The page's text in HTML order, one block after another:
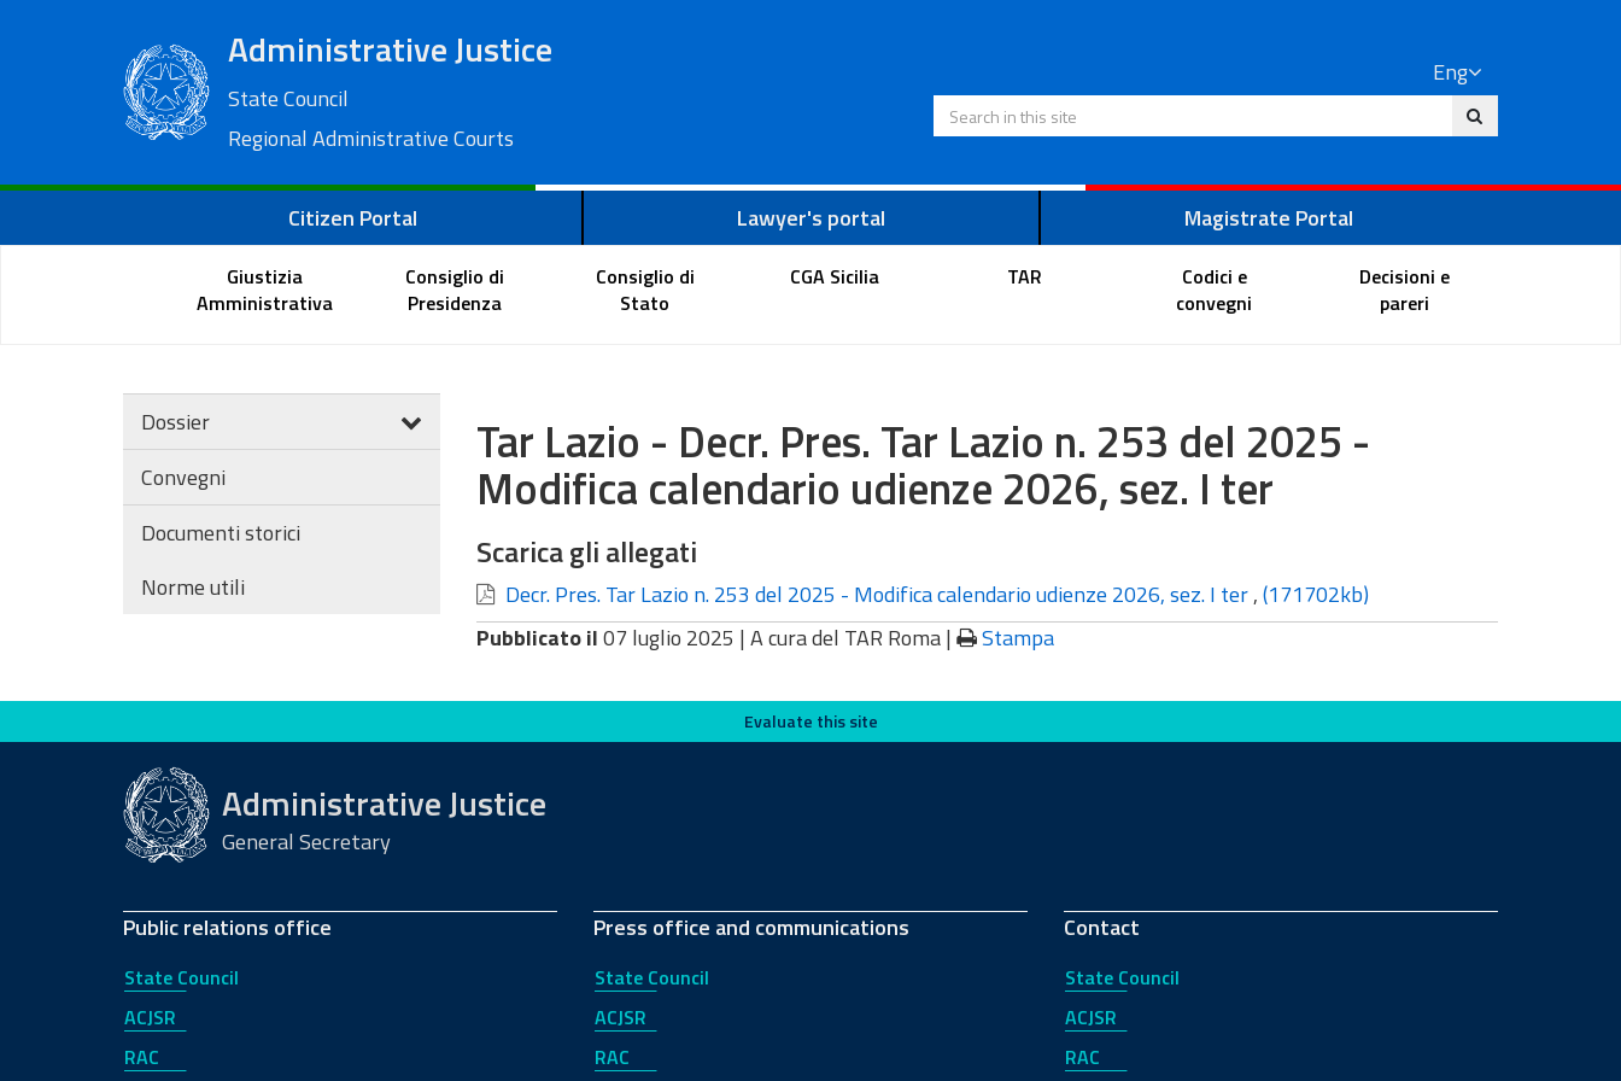
Administrative Justice
State Council
Regional Administrative Courts
Eng
Search in this site
Citizen Portal Lawyer's portal Magistrate Portal
Giustizia
Amministrativa
Consiglio di
Presidenza
Consiglio di
Stato
CGA Sicilia TAR
Codici e
convegni
Decisioni e
pareri
Dossier
Convegni
Documenti storici
Norme utili
Tar Lazio - Decr. Pres. Tar Lazio n. 253 del 2025 -
Modifica calendario udienze 2026, sez. I ter
Scarica gli allegati
Decr. Pres. Tar Lazio n. 253 del 2025 - Modifica calendario udienze 2026, sez. I ter,(171702kb)
Pubblicato il07 luglio 2025 | A cura del TAR Roma| Stampa
Evaluate this site Evaluate this site
Administrative Justice
General Secretary
Public relations office
State Council
ACJSR
RAC
Press office and communications
State Council
ACJSR
RAC
Contact
State Council
ACJSR
RAC